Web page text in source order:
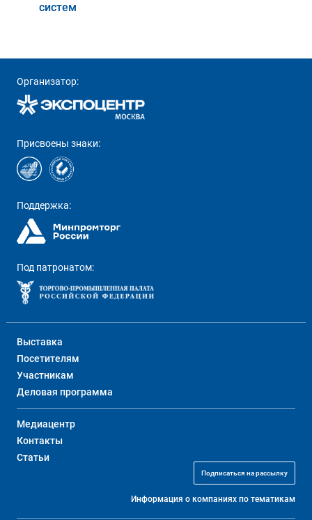
систем
Организатор:
Присвоены знаки:
Поддержка:
Под патронатом:
Выставка
Посетителям
Участникам
Деловая программа
Медиацентр
Контакты
Статьи
Подписаться на рассылку
Информация о компаниях по тематикам